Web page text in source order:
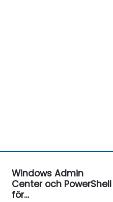
Windows Admin
Center och PowerShell
för